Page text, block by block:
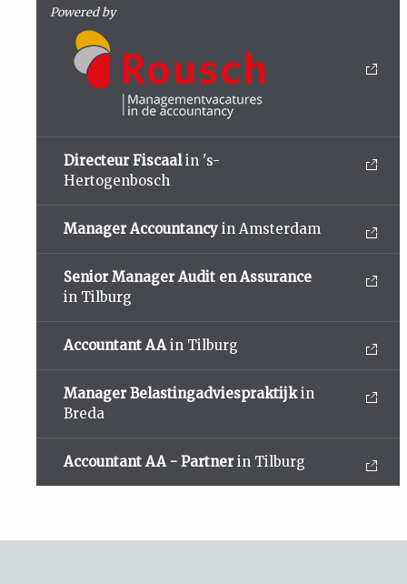
Powered by
Directeur Fiscaalin 's-
Hertogenbosch
Manager Accountancy in Amsterdam
Senior Manager Audit en Assurance
in Tilburg
Accountant AAin Tilburg
Manager Belastingadviespraktijkin
Breda
Accountant AA - Partner in Tilburg